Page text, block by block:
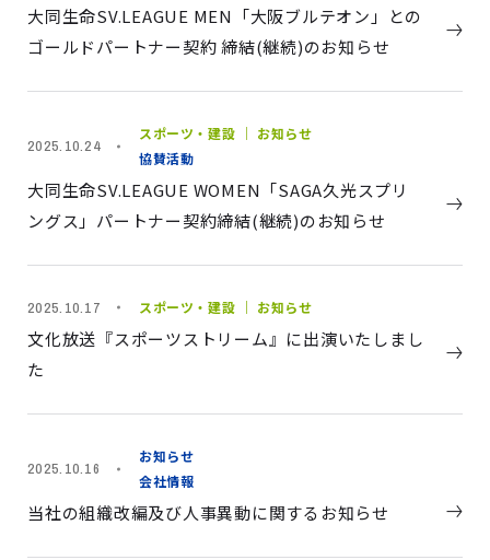
大同生命SV.LEAGUE MEN「大阪ブルテオン」との
ゴールドパートナー契約 締結(継続)のお知らせ
2025.10.24
スポーツ・建設 ｜ お知らせ
協賛活動
大同生命SV.LEAGUE WOMEN「SAGA久光スプリ
ングス」パートナー契約締結(継続)のお知らせ
2025.10.17 スポーツ・建設 ｜ お知らせ
文化放送『スポーツストリーム』に出演いたしまし
た
2025.10.16
お知らせ
会社情報
当社の組織改編及び人事異動に関するお知らせ